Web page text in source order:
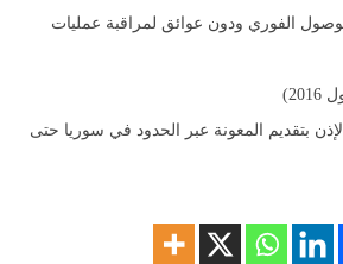
الفوري ودون عوائق لمراقبة عمليات
بتقديم المعونة عبر الحدود في سوريا حتى